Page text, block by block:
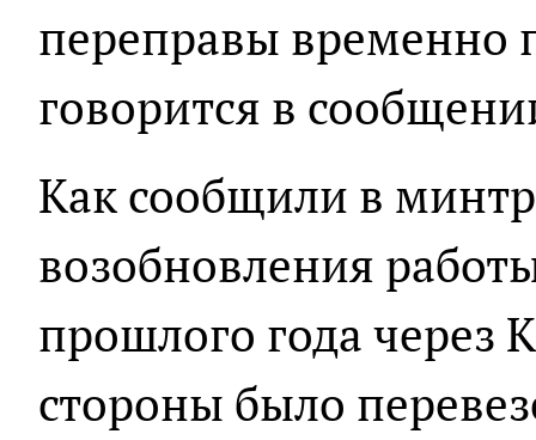
переправы временно
говорится в
Как сообщили в
возобновления
прошлого года через
стороны было